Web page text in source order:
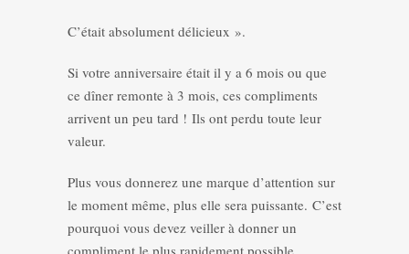
C’était absolument délicieux ».
Si votre anniversaire était il y a 6 mois ou que
ce dîner remonte à 3 mois, ces compliments
arrivent un peu tard ! Ils ont perdu toute leur
valeur.
Plus vous donnerez une marque d’attention sur
le moment même, plus elle sera puissante. C’est
pourquoi vous devez veiller à donner un
compliment le plus rapidement possible.